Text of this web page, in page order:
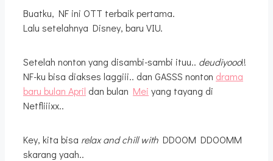
Buatku, NF ini OTT terbaik pertama.
Lalu setelahnya Disney, baru VIU.
Setelah nonton yang disambi-sambi ituu.. deudiyooo!!
NF-ku bisa diakses laggiii.. dan GASSS nonton drama
baru bulan April dan bulan Mei yang tayang di
Netfliiixx..
Key, kita bisa relax and chill with DDOOM DDOOMM
skarang yaah..